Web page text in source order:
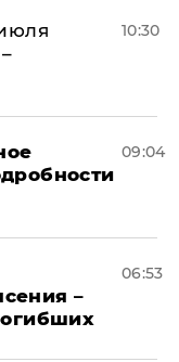
10:30
09:04
–
06:53